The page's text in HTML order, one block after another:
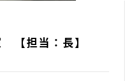
担当：長】